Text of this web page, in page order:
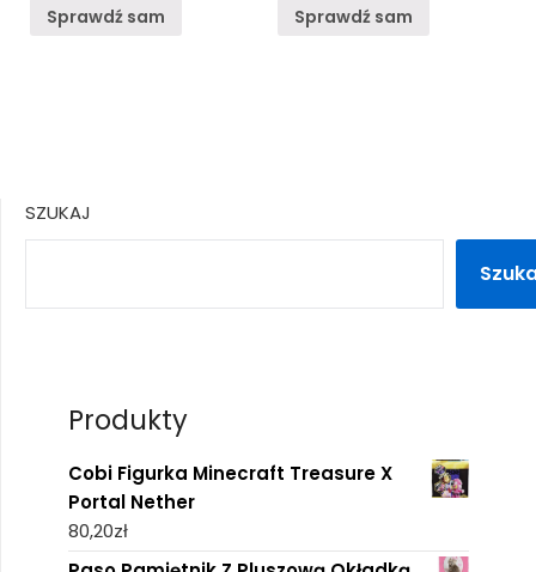
Sprawdź sam Sprawdź sam
SZUKAJ
Produkty
Cobi Figurka Minecraft Treasure X
Portal Nether
80,20zł